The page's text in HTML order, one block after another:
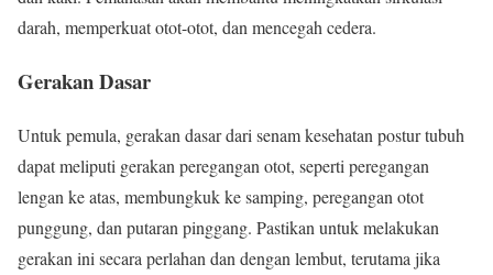
darah, memperkuat otot-otot, dan mencegah cedera.
Gerakan Dasar
Untuk pemula, gerakan dasar dari senam kesehatan postur tubuh
dapat meliputi gerakan peregangan otot, seperti peregangan
lengan ke atas, membungkuk ke samping, peregangan otot
punggung, dan putaran pinggang. Pastikan untuk melakukan
gerakan ini secara perlahan dan dengan lembut, terutama jika